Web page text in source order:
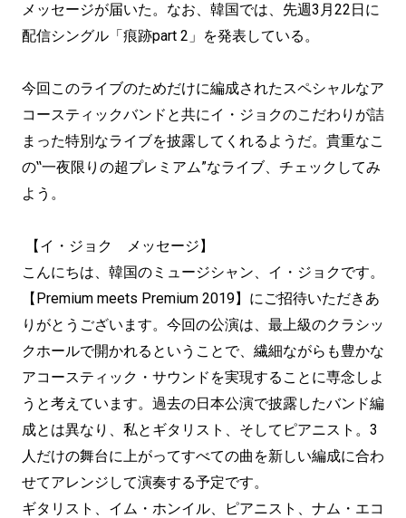
メッセージが届いた。なお、韓国では、先週3月22日に
配信シングル「痕跡part 2」を発表している。
今回このライブのためだけに編成されたスペシャルなア
コースティックバンドと共にイ・ジョクのこだわりが詰
まった特別なライブを披露してくれるようだ。貴重なこ
の‟一夜限りの超プレミアム”なライブ、チェックしてみ
よう。
【イ・ジョク メッセージ】
こんにちは、韓国のミュージシャン、イ・ジョクです。
【Premium meets Premium 2019】にご招待いただきあ
りがとうございます。今回の公演は、最上級のクラシッ
クホールで開かれるということで、繊細ながらも豊かな
アコースティック・サウンドを実現することに専念しよ
うと考えています。過去の日本公演で披露したバンド編
成とは異なり、私とギタリスト、そしてピアニスト。3
人だけの舞台に上がってすべての曲を新しい編成に合わ
せてアレンジして演奏する予定です。
ギタリスト、イム・ホンイル、ピアニスト、ナム・エコ